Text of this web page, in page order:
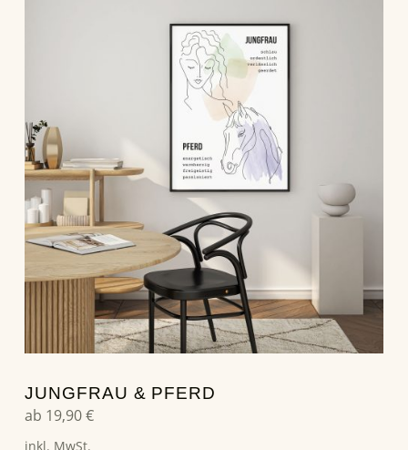
JUNGFRAU & PFERD
ab 19,90€
inkl. MwSt.